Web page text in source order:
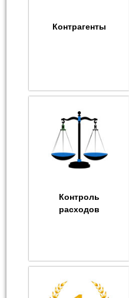
Контрагенты
Контроль
расходов